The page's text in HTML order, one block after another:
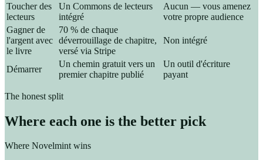
Toucher des
lecteurs
Un Commons de lecteurs
intégré
Aucun — vous amenez
votre propre audience
Gagner de
l'argent avec
le livre
70 % de chaque
déverrouillage de chapitre,
versé via Stripe
Non intégré
Démarrer
Un chemin gratuit vers un
premier chapitre publié
Un outil d'écriture
payant
The honest split
Where each one is the better pick
Where Novelmint wins